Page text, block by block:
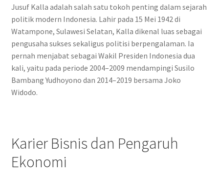
Jusuf Kalla adalah salah satu tokoh penting dalam sejarah
politik modern Indonesia. Lahir pada 15 Mei 1942 di
Watampone, Sulawesi Selatan, Kalla dikenal luas sebagai
pengusaha sukses sekaligus politisi berpengalaman. Ia
pernah menjabat sebagai Wakil Presiden Indonesia dua
kali, yaitu pada periode 2004–2009 mendampingi Susilo
Bambang Yudhoyono dan 2014–2019 bersama Joko
Widodo.
Karier Bisnis dan Pengaruh
Ekonomi